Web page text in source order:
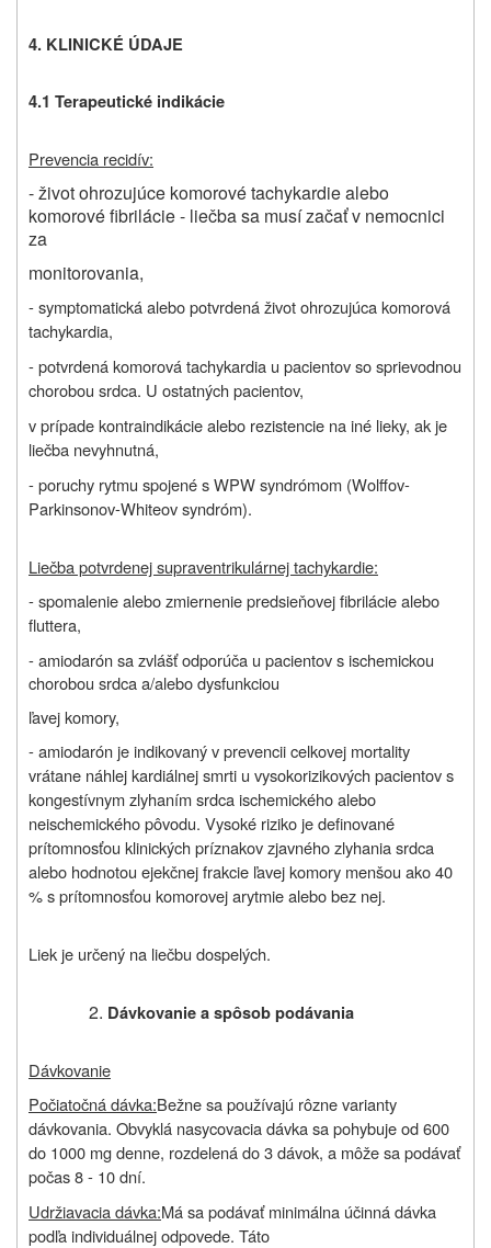
4. KLINICKÉ ÚDAJE
4.1 Terapeutické indikácie
Prevencia recidív:
- život ohrozujúce komorové tachykardie alebo
komorové fibrilácie - liečba sa musí začať v nemocnici
za
monitorovania,
- symptomatická alebo potvrdená život ohrozujúca komorová
tachykardia,
- potvrdená komorová tachykardia u pacientov so sprievodnou
chorobou srdca. U ostatných pacientov,
v prípade kontraindikácie alebo rezistencie na iné lieky, ak je
liečba nevyhnutná,
- poruchy rytmu spojené s WPW syndrómom (Wolffov-
Parkinsonov-Whiteov syndróm).
Liečba potvrdenej supraventrikulárnej tachykardie:
- spomalenie alebo zmiernenie predsieňovej fibrilácie alebo
fluttera,
- amiodarón sa zvlášť odporúča u pacientov s ischemickou
chorobou srdca a/alebo dysfunkciou
ľavej komory,
- amiodarón je indikovaný v prevencii celkovej mortality
vrátane náhlej kardiálnej smrti u vysokorizikových pacientov s
kongestívnym zlyhaním srdca ischemického alebo
neischemického pôvodu. Vysoké riziko je definované
prítomnosťou klinických príznakov zjavného zlyhania srdca
alebo hodnotou ejekčnej frakcie ľavej komory menšou ako 40
% s prítomnosťou komorovej arytmie alebo bez nej.
Liek je určený na liečbu dospelých.
Dávkovanie a spôsob podávania
Dávkovanie
Počiatočná dávka:Bežne sa používajú rôzne varianty
dávkovania. Obvyklá nasycovacia dávka sa pohybuje od 600
do 1000 mg denne, rozdelená do 3 dávok, a môže sa podávať
počas 8 - 10 dní.
Udržiavacia dávka:Má sa podávať minimálna účinná dávka
podľa individuálnej odpovede. Táto